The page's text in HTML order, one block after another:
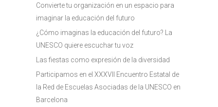
Convierte tu organización en un espacio para
imaginar la educación del futuro
¿Cómo imaginas la educación del futuro? La
UNESCO quiere escuchar tu voz
Las fiestas como expresión de la diversidad
Participamos en el XXXVII Encuentro Estatal de
la Red de Escuelas Asociadas de la UNESCO en
Barcelona